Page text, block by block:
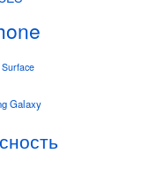
Galaxy